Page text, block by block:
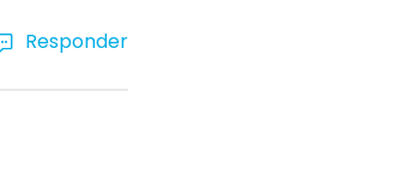
Responder